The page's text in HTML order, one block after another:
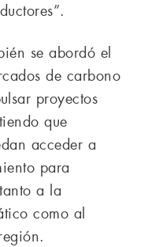
se abordó el
de carbono
proyectos
que
acceder a
para
a la
como al